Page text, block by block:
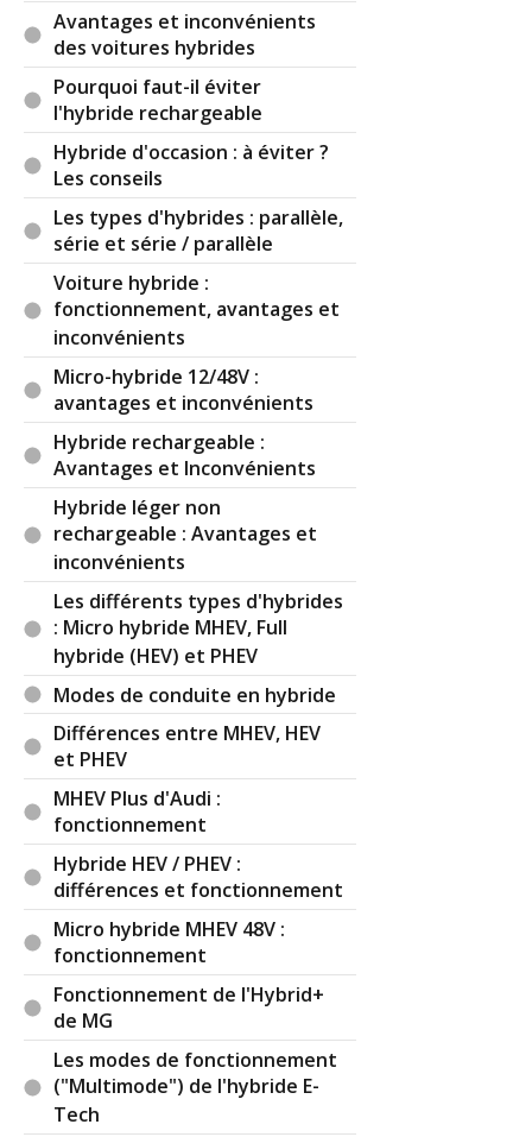
Avantages et inconvénients
des voitures hybrides
Pourquoi faut-il éviter
l'hybride rechargeable
Hybride d'occasion : à éviter ?
Les conseils
Les types d'hybrides : parallèle,
série et série / parallèle
Voiture hybride :
fonctionnement, avantages et
inconvénients
Micro-hybride 12/48V :
avantages et inconvénients
Hybride rechargeable :
Avantages et Inconvénients
Hybride léger non
rechargeable : Avantages et
inconvénients
Les différents types d'hybrides
: Micro hybride MHEV, Full
hybride (HEV) et PHEV
Modes de conduite en hybride
Différences entre MHEV, HEV
et PHEV
MHEV Plus d'Audi :
fonctionnement
Hybride HEV / PHEV :
différences et fonctionnement
Micro hybride MHEV 48V :
fonctionnement
Fonctionnement de l'Hybrid+
de MG
Les modes de fonctionnement
("Multimode") de l'hybride E-
Tech